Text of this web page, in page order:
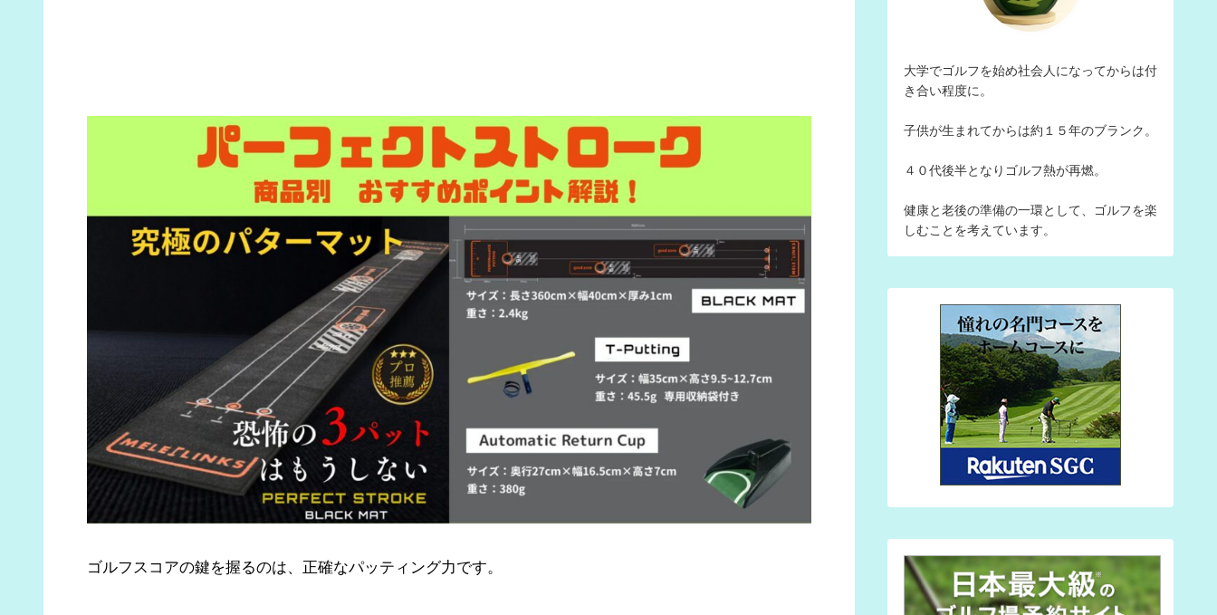
ゴルフスコアの鍵を握るのは、正確なパッティング力です。
大学でゴルフを始め社会人になってからは付
き合い程度に。
子供が生まれてからは約１５年のブランク。
４０代後半となりゴルフ熱が再燃。
健康と老後の準備の一環として、ゴルフを楽
しむことを考えています。